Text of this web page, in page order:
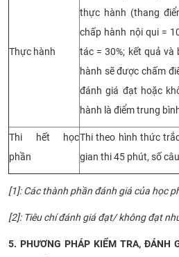
Thực hành
thực hành (thang
chấp hành nội qui =
tác = 30%; kết quả và
hành sẽ được chấm
đánh giá đạt hoặc
hành là điểm trung
Thi hết học
phần
Thi theo hình thức
gian thi 45 phút, số
[1]: Các thành phần đánh giá của học
[2]: Tiêu chí đánh giá đạt/ không đạt
5. PHƯƠNG PHÁP KIỂM TRA, ĐÁNH